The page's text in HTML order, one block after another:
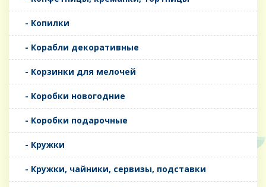
- Копилки
- Корабли декоративные
- Корзинки для мелочей
- Коробки новогодние
- Коробки подарочные
- Кружки
- Кружки, чайники, сервизы, подставки